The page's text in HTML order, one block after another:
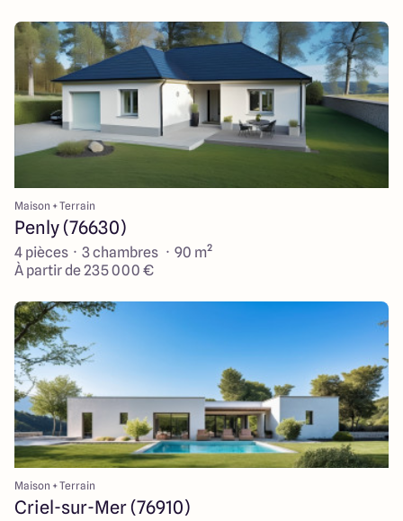
Maison + Terrain
Penly (76630)
4 pièces · 3 chambres · 90 m²
À partir de 235 000 €
Maison + Terrain
Criel-sur-Mer (76910)